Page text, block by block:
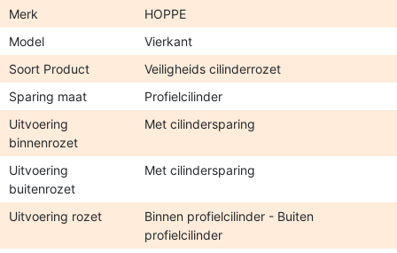
Merk
HOPPE
Model
Vierkant
Soort Product
Veiligheids cilinderrozet
Sparing maat
Profielcilinder
Uitvoering
binnenrozet
Met cilindersparing
Uitvoering
buitenrozet
Met cilindersparing
Uitvoering rozet
Binnen profielcilinder - Buiten
profielcilinder